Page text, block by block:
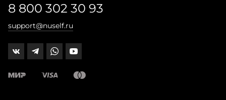
8 800 302 30 93
support@nuself.ru